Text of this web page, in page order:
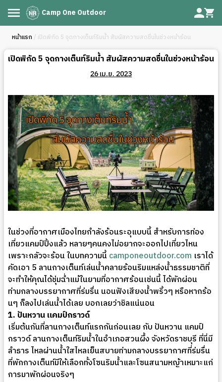
Camp One Outdoor
หน้าแรก / เปิดพิกัด 5 จุดกางเต็นท์ริมน้ำ สัมผัสความสดชื่นในช่วงหน้าร้อน
เปิดพิกัด 5 จุดกางเต็นท์ริมน้ำ สัมผัสความสดชื่นในช่วงหน้าร้อน
26 เม.ย. 2023
ในช่วงที่อากาศเมืองไทยกำลังร้อนระอุแบบนี้ สำหรับการท่อง
เที่ยวแคมป์ปิ้งแล้ว หลายๆคนคงไม่อยากจะออกไปเที่ยวไหน
เพราะกลัวจะร้อน ในบทความนี้camponeoutdoor.com เราได้
คัดเอา 5 ลานกางเต็นท์เล่นน้ำคลายร้อนริมแหล่งน้ำธรรมชาติที่
จะทำให้คุณได้ชุ่มฉ่ำแม้ในยามที่อากาศร้อนเช่นนี้ ได้พักผ่อน
ท่ามกลางบรรยากาศที่ร่มรื่น นอนฟังเสียงน้ำพริ้วๆ หรือหากร้อ
นๆ ก็ลงไปเล่นน้ำได้เลย บอกเลยว่าชิลแน่นอน
1. ปันหวาน แคมป์กราวด์
เริ่มต้นกันที่ลานกางเต็นท์แรกกันก่อนเลย กับ ปันหวาน แคมป์
กราวด์ ลานกางเต็นท์ริมน้ำในอำเภอสวนผึ้ง จังหวัดราชบุรี ที่นี่มี
ลำธาร ไหลผ่านน้ำใสไหลเย็นสบายท่ามกลางบรรยากาศที่ร่มรื่น
ที่พักกางเต็นท์มีให้เลือกทั้งโซนริมน้ำและโซนสนามหญ้าเหมาะแก่
การมาพักผ่อนจริงๆ